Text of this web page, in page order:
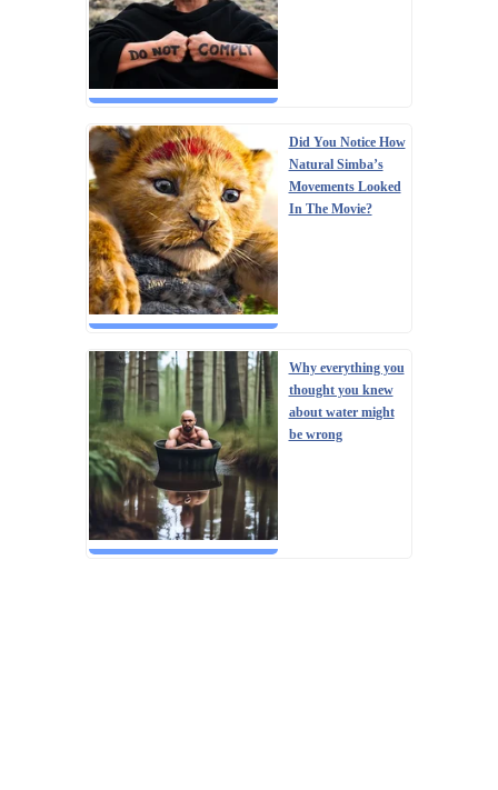
Did You Notice How
Natural Simba’s
Movements Looked
In The Movie?
Why everything you
thought you knew
about water might
be wrong